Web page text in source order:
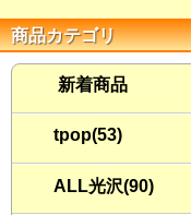
商品カテゴリ
新着商品
tpop(53)
ALL光沢(90)